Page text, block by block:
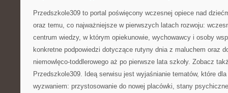
Przedszkole309 to portal poświęcony wczesnej opiece nad
oraz temu, co najważniejsze w pierwszych latach rozwoju:
centrum wiedzy, w którym opiekunowie, wychowawcy i osoby
konkretne podpowiedzi dotyczące rutyny dnia z maluchem oraz
niemowlęco-toddlerowego aż po pierwsze lata szkoły. Zobacz
Przedszkole309. Ideą serwisu jest wyjaśnianie tematów, które
wyzwaniem: przystosowanie do nowej placówki, stany